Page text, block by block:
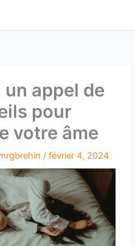
appel de
pour
votre âme
/février 4, 2024